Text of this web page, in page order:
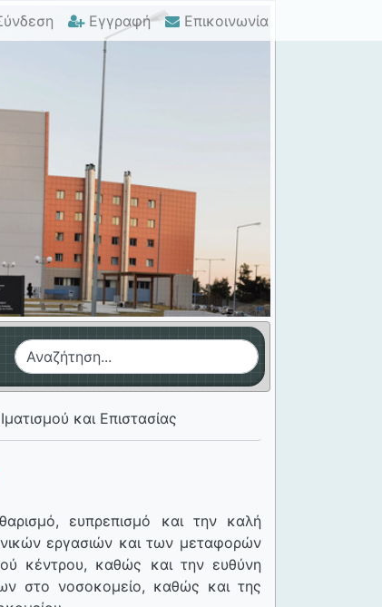
Εγγραφή Επικοινωνία
και Επιστασίας
ευπρεπισμό και την καλή
εργασιών και των μεταφορών
κέντρου, καθώς και την ευθύνη
στο νοσοκομείο, καθώς και της